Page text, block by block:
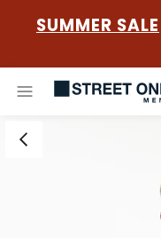
SUMMER SALE